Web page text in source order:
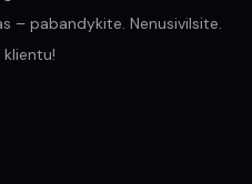
– pabandykite. Nenusivilsite.